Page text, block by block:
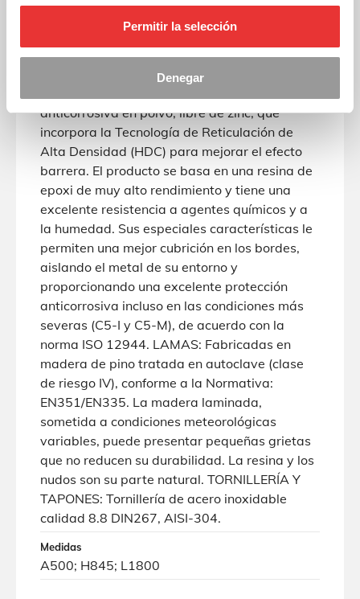
Permitir la selección
Denegar
caliente decapado ST-28 BKM DIN 2395.
Gran resistencia a la abrasión, la corrosión, los
químicos y las manchas, muy resistente a la
anticorrosiva en polvo, libre de zinc, que
incorpora la Tecnología de Reticulación de
Alta Densidad (HDC) para mejorar el efecto
barrera. El producto se basa en una resina de
epoxi de muy alto rendimiento y tiene una
excelente resistencia a agentes químicos y a
la humedad. Sus especiales características le
permiten una mejor cubrición en los bordes,
aislando el metal de su entorno y
proporcionando una excelente protección
anticorrosiva incluso en las condiciones más
severas (C5-I y C5-M), de acuerdo con la
norma ISO 12944. LAMAS: Fabricadas en
madera de pino tratada en autoclave (clase
de riesgo IV), conforme a la Normativa:
EN351/EN335. La madera laminada,
sometida a condiciones meteorológicas
variables, puede presentar pequeñas grietas
que no reducen su durabilidad. La resina y los
nudos son su parte natural. TORNILLERÍA Y
TAPONES: Tornillería de acero inoxidable
calidad 8.8 DIN267, AISI-304.
Medidas
A500; H845; L1800